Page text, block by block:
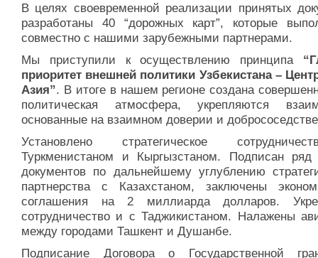
В целях своевременной реализации принятых
разработаны 40 “дорожных карт”, которые
совместно с нашими зарубежными партнерами.
Мы приступили к осуществлению принципа
приоритет внешней политики Узбекистана –
Азия”. В итоге в нашем регионе создана
политическая атмосфера, укрепляются
основанные на взаимном доверии и
Установлено стратегическое
Туркменистаном и Кыргызстаном. Подписан
документов по дальнейшему углублению
партнерства с Казахстаном, заключены
соглашения на 2 миллиарда долларов.
сотрудничество и с Таджикистаном. Налажены
между городами Ташкент и Душанбе.
Подписание Договора о Государственной